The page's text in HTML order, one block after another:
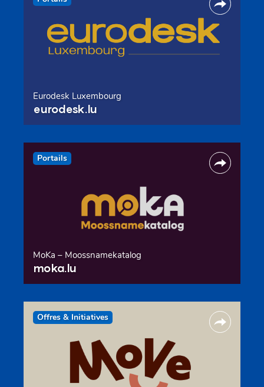
Eurodesk Luxembourg
eurodesk.lu
Portails
MoKa – Moossnamekatalog
moka.lu
Offres & Initiatives